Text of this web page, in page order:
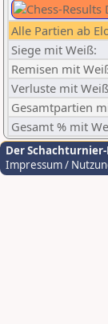
Alle Partien ab
Siege mit Weiß:
Remisen mit
Verluste mit
Gesamtpartien
Gesamt % mit
Der
Impressum /